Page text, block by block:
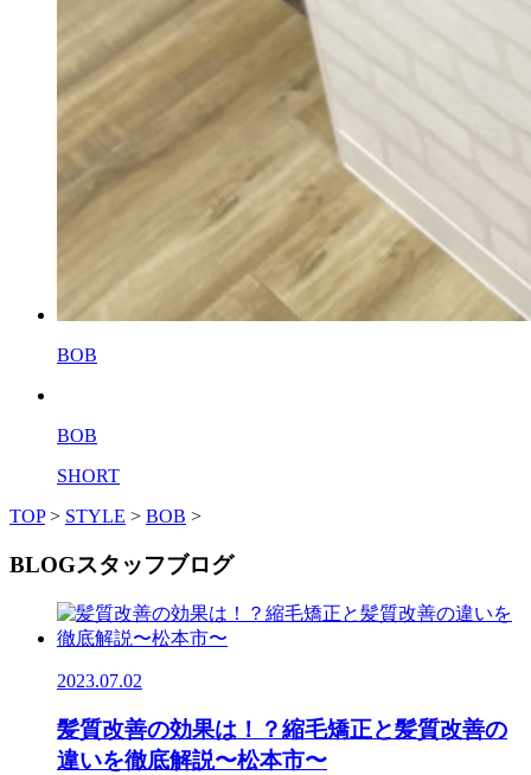
BOB
BOB
SHORT
TOP> STYLE > BOB >
BLOGスタッフブログ
2023.07.02
髪質改善の効果は！？縮毛矯正と髪質改善の
違いを徹底解説〜松本市〜